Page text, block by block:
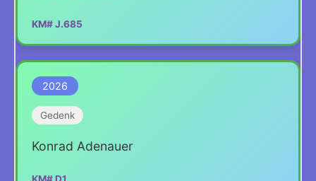
KM# J.685
2026
Gedenk
Konrad Adenauer